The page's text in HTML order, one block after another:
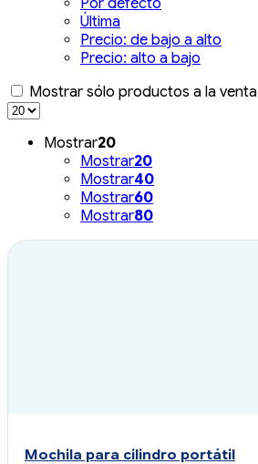
Por defecto
Última
Precio: de bajo a alto
Precio: alto a bajo
Mostrar sólo productos a la venta
Mostrar20
Mostrar20
Mostrar40
Mostrar60
Mostrar80
Mochila para cilindro portátil